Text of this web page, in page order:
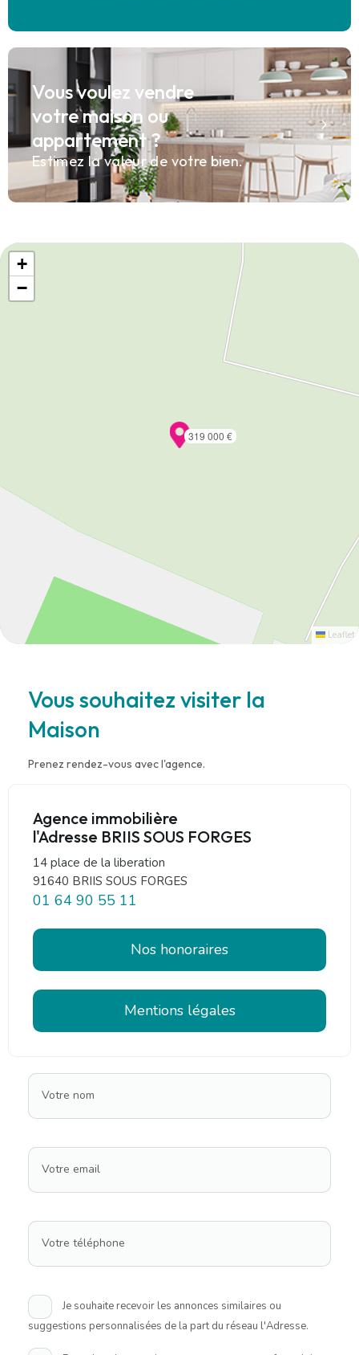
Vous voulez vendre
votre maison ou
appartement ?
Estimez la valeur de votre bien.
319 000 €
+
−
Leaflet
Vous souhaitez visiter la
Maison
Prenez rendez-vous avec l'agence.
Agence immobilière
l'Adresse BRIIS SOUS FORGES
14 place de la liberation
91640 BRIIS SOUS FORGES
01 64 90 55 11
Nos honoraires
Mentions légales
Votre nom
Votre email
Votre téléphone
Je souhaite recevoir les annonces similaires ou
suggestions personnalisées de la part du réseau l'Adresse.